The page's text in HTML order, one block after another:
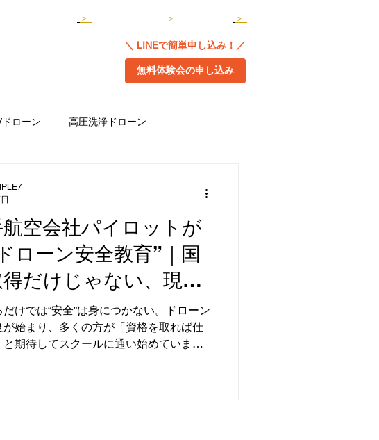
＞ ＞ ＞
無料体験会の申し込み
＼ LINEで簡単申し込み！／
ドローン 高圧洗浄ドローン
航空会社パイロットが
ローン安全教育”｜国
だけじゃない、現場
れる人材になるために
けでは“安全”は身につかない。ドローン
始まり、多くの方が「資格を取れば仕
期待してスクールに通い始めていま